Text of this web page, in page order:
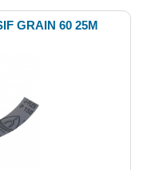
GRAIN 60 25M